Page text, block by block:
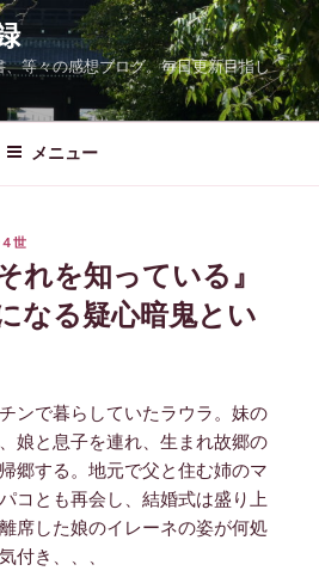
等々の感想ブログ。毎日更新目指し
メニュー
世
れを知っている』
る疑心暗鬼とい
ンで暮らしていたラウラ。妹の
娘と息子を連れ、生まれ故郷の
郷する。地元で父と住む姉のマ
コとも再会し、結婚式は盛り上
席した娘のイレーネの姿が何処
付き、、、